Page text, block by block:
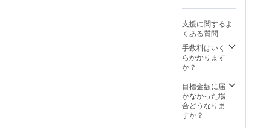
支援に関するよ
くある質問
手数料はいく
らかかります
か？
目標金額に届
かなかった場
合どうなりま
すか？